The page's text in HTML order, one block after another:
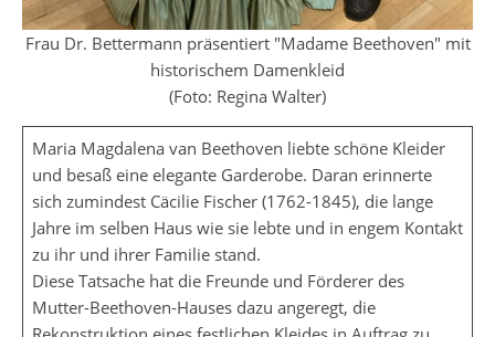
Frau Dr. Bettermann präsentiert "Madame Beethoven" mit
historischem Damenkleid
(Foto: Regina Walter)
Maria Magdalena van Beethoven liebte schöne Kleider
und besaß eine elegante Garderobe. Daran erinnerte
sich zumindest Cäcilie Fischer (1762-1845), die lange
Jahre im selben Haus wie sie lebte und in engem Kontakt
zu ihr und ihrer Familie stand.
Diese Tatsache hat die Freunde und Förderer des
Mutter-Beethoven-Hauses dazu angeregt, die